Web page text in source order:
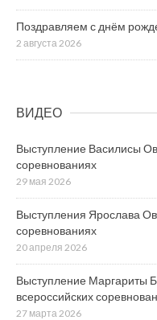
Поздравляем с днём
2 августа 2026
ВИДЕО
Выступление Василисы
соревнованиях
29 мая 2026
Выступления Ярослава
соревнованиях
20 апреля 2026
Выступление Маргариты
всероссийских
27 марта 2026